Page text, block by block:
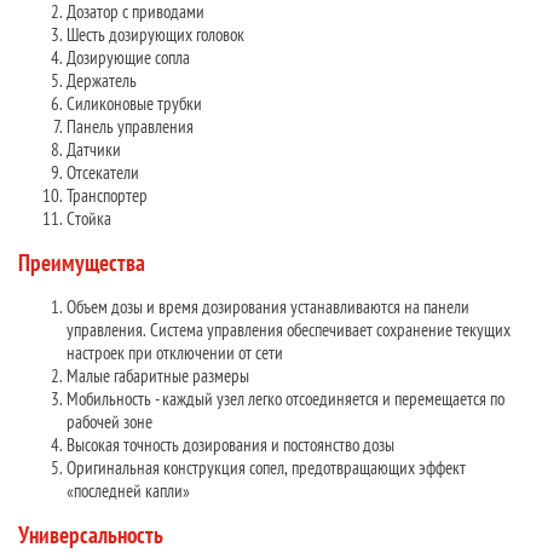
Дозатор с приводами
Шесть дозирующих головок
Дозирующие сопла
Держатель
Силиконовые трубки
Панель управления
Датчики
Отсекатели
Транспортер
Стойка
Преимущества
Объем дозы и время дозирования устанавливаются на панели
управления. Система управления обеспечивает сохранение текущих
настроек при отключении от сети
Малые габаритные размеры
Мобильность - каждый узел легко отсоединяется и перемещается по
рабочей зоне
Высокая точность дозирования и постоянство дозы
Оригинальная конструкция сопел, предотвращающих эффект
«последней капли»
Универсальность